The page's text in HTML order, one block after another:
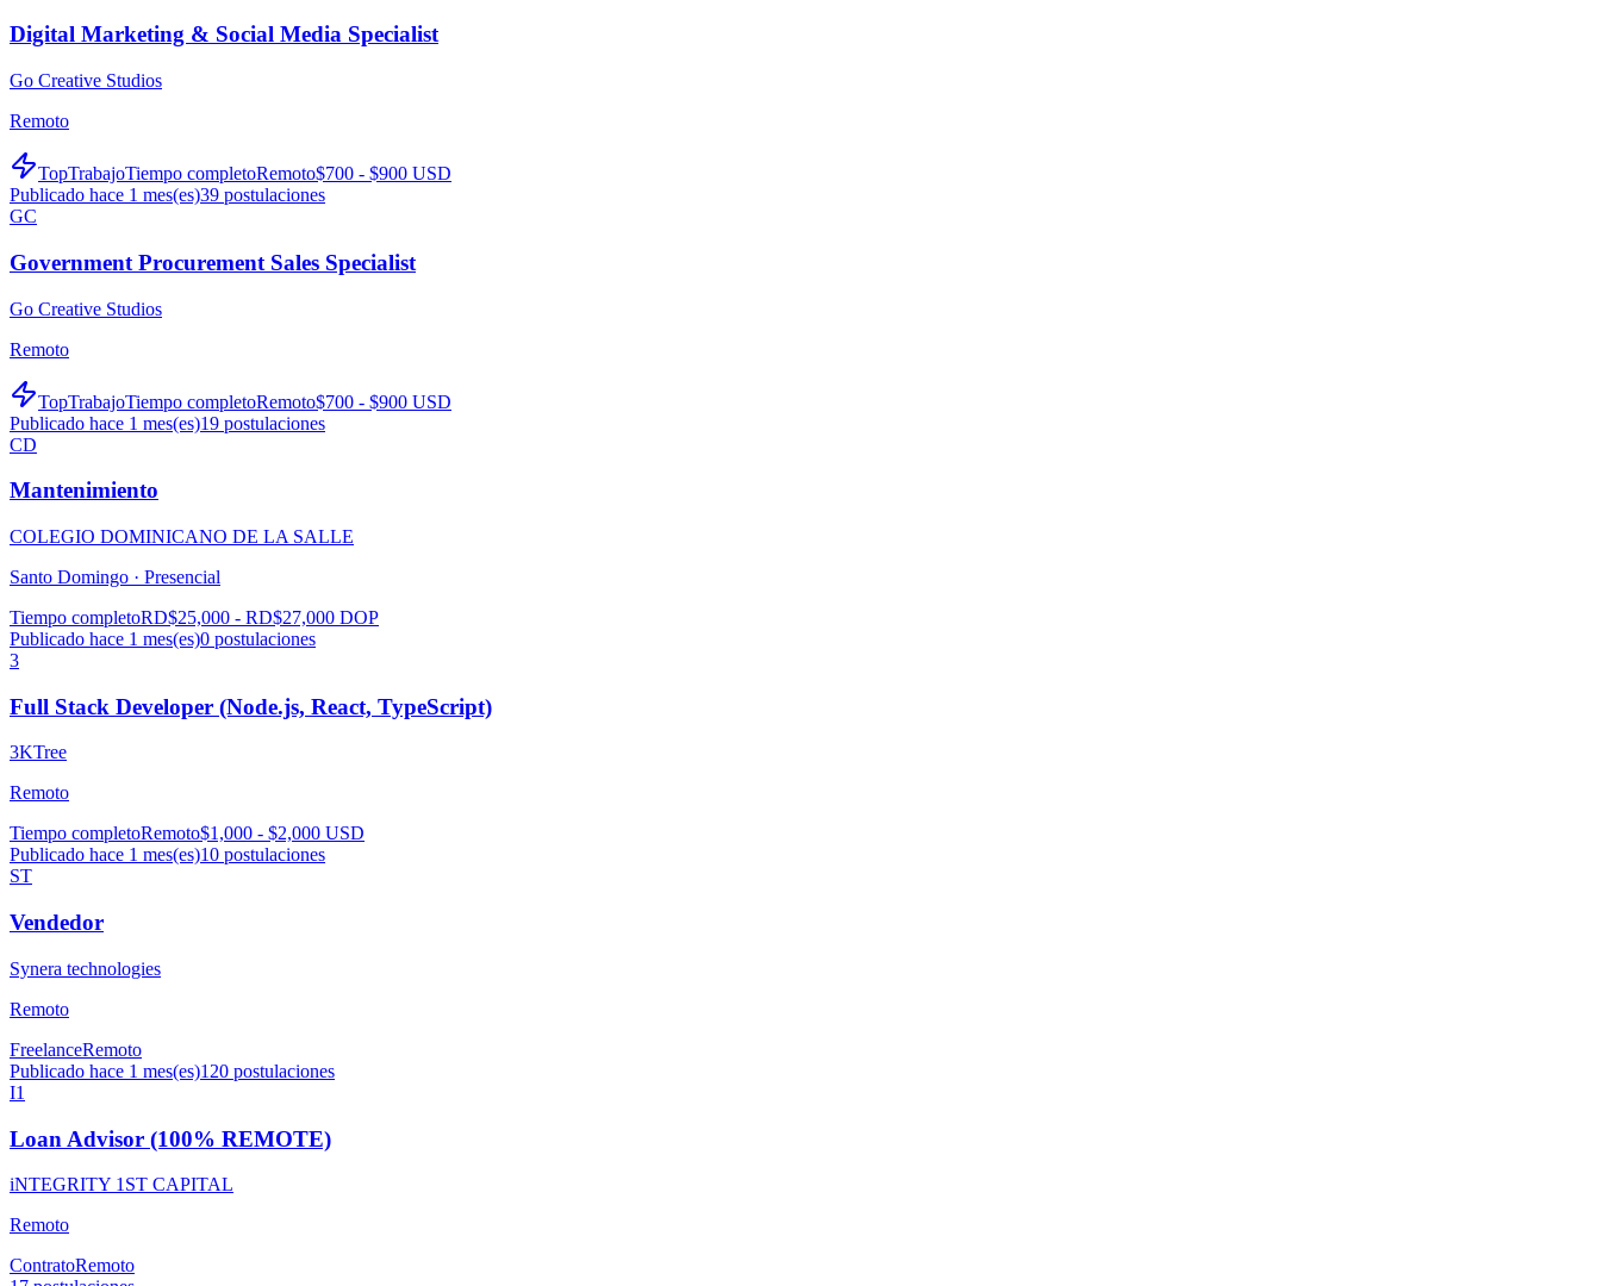
Digital Marketing & Social Media Specialist
Go Creative Studios
Remoto
TopTrabajoTiempo completoRemoto$700 - $900 USD
Publicado hace 1 mes(es)39 postulaciones
GC
Government Procurement Sales Specialist
Go Creative Studios
Remoto
TopTrabajoTiempo completoRemoto$700 - $900 USD
Publicado hace 1 mes(es)19 postulaciones
CD
Mantenimiento
COLEGIO DOMINICANO DE LA SALLE
Santo Domingo · Presencial
Tiempo completoRD$25,000 - RD$27,000 DOP
Publicado hace 1 mes(es)0 postulaciones
3
Full Stack Developer (Node.js, React, TypeScript)
3KTree
Remoto
Tiempo completoRemoto$1,000 - $2,000 USD
Publicado hace 1 mes(es)10 postulaciones
ST
Vendedor
Synera technologies
Remoto
FreelanceRemoto
Publicado hace 1 mes(es)120 postulaciones
I1
Loan Advisor (100% REMOTE)
iNTEGRITY 1ST CAPITAL
Remoto
ContratoRemoto